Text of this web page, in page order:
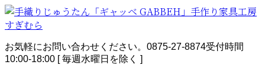
コ
ン
ン
ツ
ナ
ビ
ー
シ
お気軽にお問い合わせください。 0875-27-8874受付時間
10:00-18:00 [ 毎週水曜日を除く ]